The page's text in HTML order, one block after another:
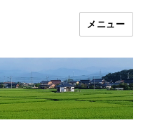
メニュー